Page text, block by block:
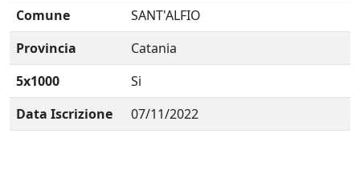
Comune
SANT'ALFIO
Provincia
Catania
5x1000
Si
Data Iscrizione
07/11/2022